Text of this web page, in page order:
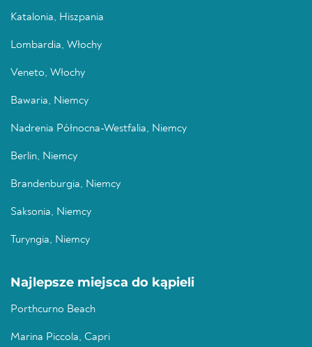
Katalonia, Hiszpania
Lombardia, Włochy
Veneto, Włochy
Bawaria, Niemcy
Nadrenia Północna-Westfalia, Niemcy
Berlin, Niemcy
Brandenburgia, Niemcy
Saksonia, Niemcy
Turyngia, Niemcy
Najlepsze miejsca do kąpieli
Porthcurno Beach
Marina Piccola, Capri